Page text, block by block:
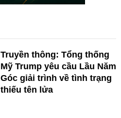
Truyền thông: Tổng thống
Mỹ Trump yêu cầu Lầu Năm
Góc giải trình về tình trạng
thiếu tên lửa